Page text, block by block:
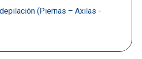
depilación (Piernas – Axilas -